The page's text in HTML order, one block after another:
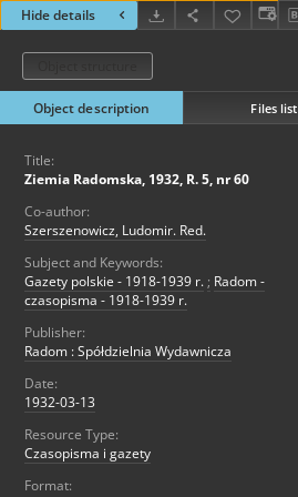
Hide details
Object description Files list
Title:
Ziemia Radomska, 1932, R. 5, nr 60
Co-author:
Szerszenowicz, Ludomir. Red.
Subject and Keywords:
Gazety polskie - 1918-1939 r. ; Radom -
czasopisma - 1918-1939 r.
Publisher:
Radom : Spółdzielnia Wydawnicza
Date:
1932-03-13
Resource Type:
Czasopisma i gazety
Format: